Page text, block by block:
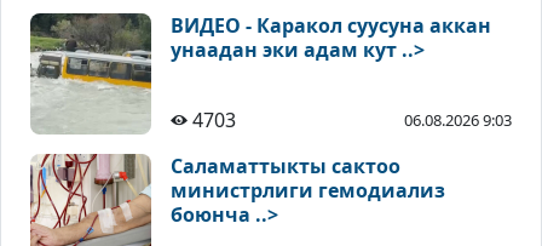
ВИДЕО - Каракол суусуна аккан
унаадан эки адам кут ..>
4703 06.08.2026 9:03
Саламаттыкты сактоо
министрлиги гемодиализ
боюнча ..>